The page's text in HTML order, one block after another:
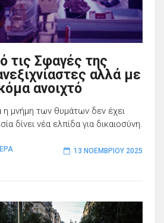
τις Σφαγές της
αλλά με
ανοιχτό
η μνήμη των θυμάτων δεν έχει
δίνει νέα ελπίδα για δικαιοσύνη.
13 ΝΟΕΜΒΡΊΟΥ 2025